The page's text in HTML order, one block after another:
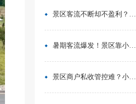
景区客流不断却不盈利？靠一卡通盘活二消，真实案例营收翻倍
暑期客流爆发！景区靠小游票务系统，轻松拿捏旺季流量与口碑
景区商户私收管控难？小游票务系统统一收银方案，从根源杜绝私自收款